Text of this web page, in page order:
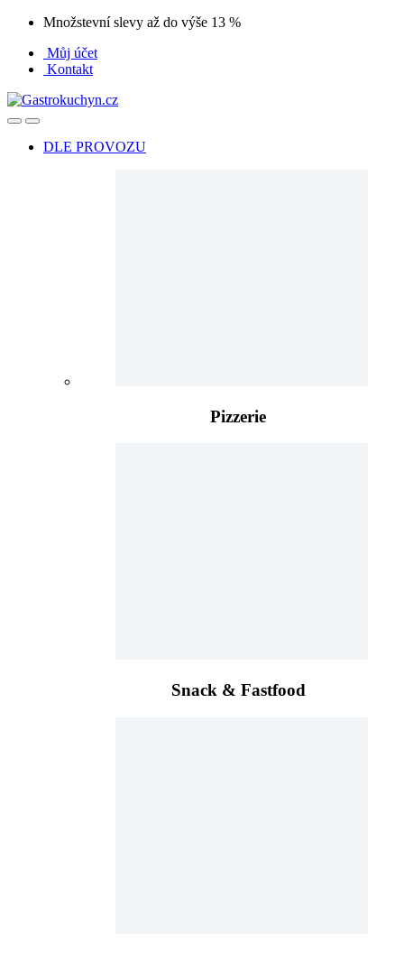
Přeskočit
navigaci
Přeskočit
obsah
Množstevní slevy až do výše 13 %
Můj účet
Kontakt
OpenClose
DLE PROVOZU
Pizzerie
Snack & Fastfood